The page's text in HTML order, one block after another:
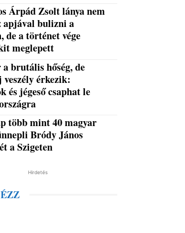
Árpád Zsolt lánya nem
apjával bulizni a
de a történet vége
meglepett
a brutális hőség, de
érkezik:
és jégeső csaphat le
több mint 40 magyar
Bródy János
a Szigeten
Hirdetés